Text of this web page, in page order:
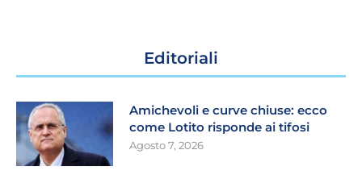
Editoriali
Amichevoli e curve chiuse: ecco
come Lotito risponde ai tifosi
Agosto 7, 2026